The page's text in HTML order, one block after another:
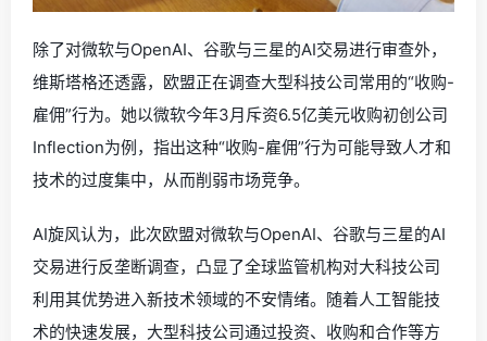
除了对微软与OpenAI、谷歌与三星的AI交易进行审查外，
维斯塔格还透露，欧盟正在调查大型科技公司常用的“收购-
雇佣”行为。她以微软今年3月斥资6.5亿美元收购初创公司
Inflection为例，指出这种“收购-雇佣”行为可能导致人才和
技术的过度集中，从而削弱市场竞争。
AI旋风认为，此次欧盟对微软与OpenAI、谷歌与三星的AI
交易进行反垄断调查，凸显了全球监管机构对大科技公司
利用其优势进入新技术领域的不安情绪。随着人工智能技
术的快速发展，大型科技公司通过投资、收购和合作等方